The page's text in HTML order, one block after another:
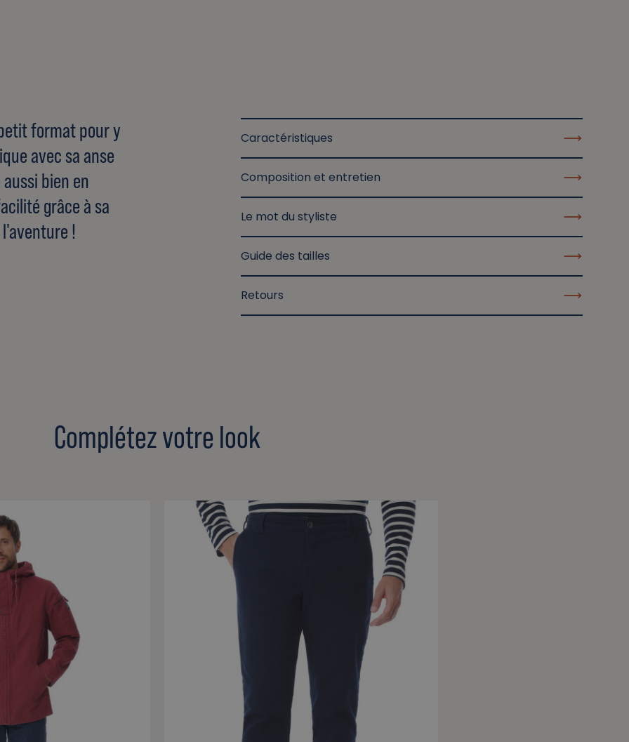
format pour y
avec sa anse
bien en
grâce à sa
!
Caractéristiques
Composition et entretien
Le mot du styliste
Guide des tailles
Retours
Complétez votre look